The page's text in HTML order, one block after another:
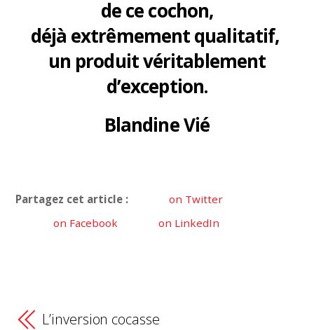
de ce cochon,
déjà extrêmement qualitatif,
un produit véritablement
d’exception.
Blandine Vié
Partagez cet article :
on Twitter
on Facebook
on LinkedIn
L’inversion cocasse